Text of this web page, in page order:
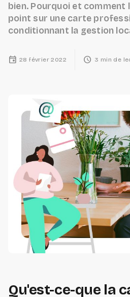
bien. Pourquoi et comment
point sur une carte
conditionnant la gestion
event 28 février 2022 schedule 3 min de
Qu'est-ce-que la